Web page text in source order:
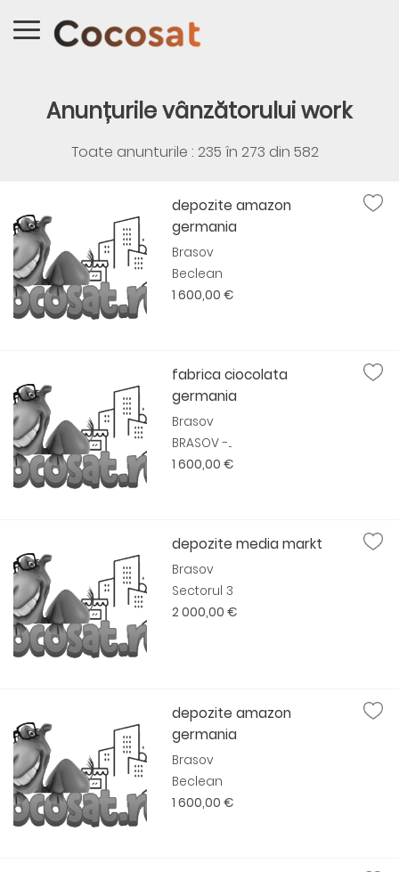
Anunțurile vânzătorului work
Toate anunturile : 235 în 273 din 582
depozite amazon
germania
Brasov
Beclean
1 600,00 €
fabrica ciocolata
germania
Brasov
BRASOV -...
1 600,00 €
depozite media markt
Brasov
Sectorul 3
2 000,00 €
depozite amazon
germania
Brasov
Beclean
1 600,00 €